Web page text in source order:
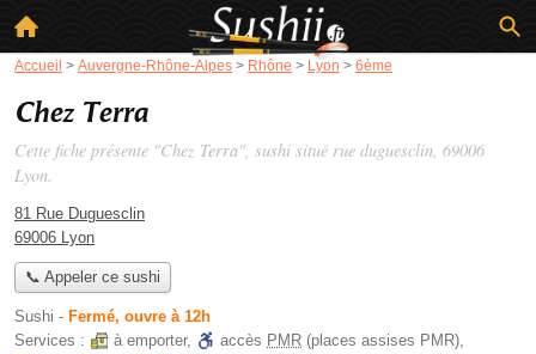
Accueil > Auvergne-Rhône-Alpes > Rhône > Lyon > 6ème
Chez Terra
Cette fiche présente "Chez Terra", sushi situé rue duguesclin, 69006
Lyon.
81 Rue Duguesclin
69006 Lyon
📞 Appeler ce sushi
Sushi - Fermé, ouvre à 12h
Services :
à emporter, accès PMR (places assises PMR),